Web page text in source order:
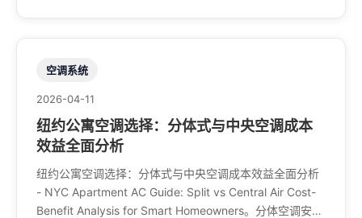
空调系统
2026-04-11
纽约公寓空调选择：分体式与中央空调成本
效益全面分析
纽约公寓空调选择：分体式与中央空调成本效益全面分析
- NYC Apartment AC Guide: Split vs Central Air Cost-
Benefit Analysis for Smart Homeowners。分体空调安装